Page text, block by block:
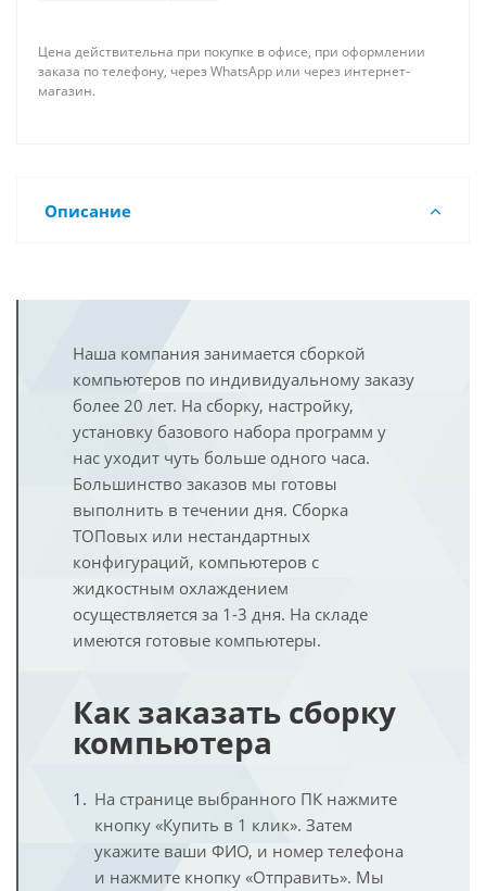
Цена действительна при покупке в офисе, при оформлении
заказа по телефону, через WhatsApp или через интернет-
магазин.
Описание
Наша компания занимается сборкой
компьютеров по индивидуальному заказу
более 20 лет. На сборку, настройку,
установку базового набора программ у
нас уходит чуть больше одного часа.
Большинство заказов мы готовы
выполнить в течении дня. Сборка
ТОПовых или нестандартных
конфигураций, компьютеров с
жидкостным охлаждением
осуществляется за 1-3 дня. На складе
имеются готовые компьютеры.
Как заказать сборку
компьютера
На странице выбранного ПК нажмите
кнопку «Купить в 1 клик». Затем
укажите ваши ФИО, и номер телефона
и нажмите кнопку «Отправить». Мы